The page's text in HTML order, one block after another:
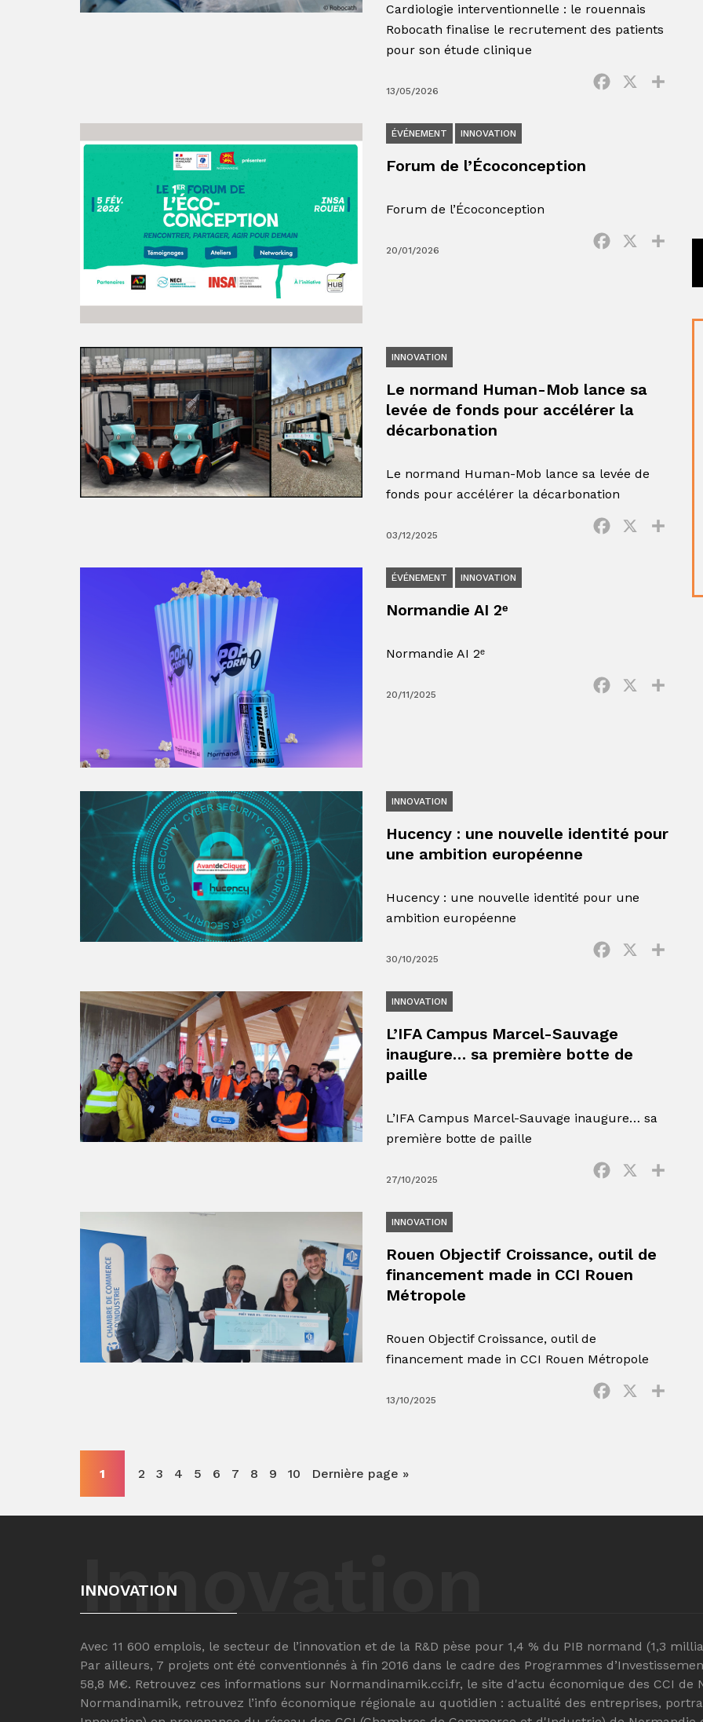
Cardiologie interventionnelle : le rouennais
Robocath finalise le recrutement des patients
pour son étude clinique
13/05/2026
Facebook
ÉVÉNEMENT INNOVATION
Forum de l’Écoconception
Forum de l’Écoconception
20/01/2026
Facebook
INNOVATION
Le normand Human-Mob lance sa
levée de fonds pour accélérer la
décarbonation
Le normand Human-Mob lance sa levée de
fonds pour accélérer la décarbonation
03/12/2025
Facebook
ÉVÉNEMENT INNOVATION
Normandie AI 2ᵉ
Normandie AI 2ᵉ
20/11/2025
Facebook
INNOVATION
Hucency : une nouvelle identité pour
une ambition européenne
Hucency : une nouvelle identité pour une
ambition européenne
30/10/2025
Facebook
INNOVATION
L’IFA Campus Marcel-Sauvage
inaugure… sa première botte de
paille
L’IFA Campus Marcel-Sauvage inaugure… sa
première botte de paille
27/10/2025
Facebook
INNOVATION
Rouen Objectif Croissance, outil de
financement made in CCI Rouen
Métropole
Rouen Objectif Croissance, outil de
financement made in CCI Rouen Métropole
13/10/2025
Facebook
1 2 3 4 5 6 7 8 9 10 Dernière page »
Innovation
INNOVATION
Avec 11 600 emplois, le secteur de l’innovation et de la R&D pèse pour 1,4 % du PIB normand (1,3
Par ailleurs, 7 projets ont été conventionnés à fin 2016 dans le cadre des Programmes
58,8 M€. Retrouvez ces informations sur Normandinamik.cci.fr, le site d'actu économique des CCI
Normandinamik, retrouvez l’info économique régionale au quotidien : actualité des entreprises,